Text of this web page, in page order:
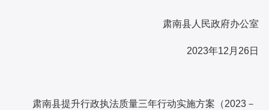
肃南县人民政府办公室
2023年12月 26日
肃南县提升行政执法质量三年行动实施方案 （2023－